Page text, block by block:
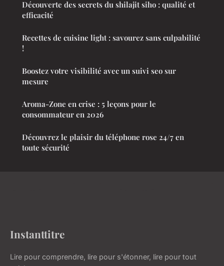
Découverte des secrets du shilajit siho : qualité et
efficacité
Recettes de cuisine light : savourez sans culpabilité
!
Boostez votre visibilité avec un suivi seo sur
mesure
Aroma-Zone en crise : 5 leçons pour le
consommateur en 2026
Découvrez le plaisir du téléphone rose 24/7 en
toute sécurité
Instanttitre
Lire pour comprendre, lire pour s'étonner, lire pour tout